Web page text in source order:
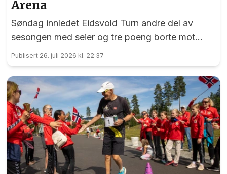
Arena
Søndag innledet Eidsvold Turn andre del av
sesongen med seier og tre poeng borte mot
Trygg/Lade.
Publisert 26. juli 2026 kl. 22:37